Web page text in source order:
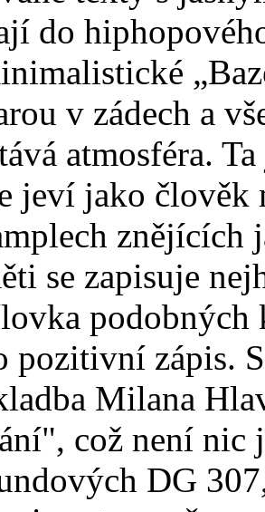
do
v zádech a
atmosféra.
jeví jako
se zapisuje
pozitivní zápis.
Milana
což není nic
DG